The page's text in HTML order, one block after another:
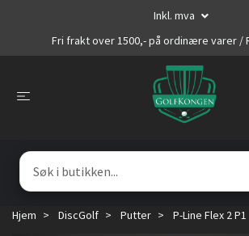
Inkl. mva
Fri frakt over 1500,- på ordinære varer /
Hjem DiscGolf Putter P-Line Flex 2 P1